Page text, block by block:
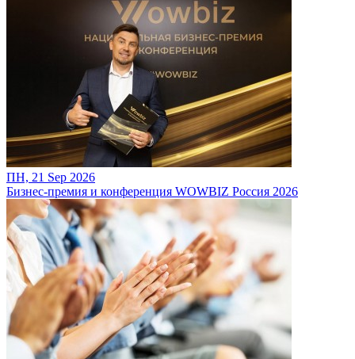
ПН, 21 Sep 2026
Бизнес-премия и конференция WOWBIZ Россия 2026